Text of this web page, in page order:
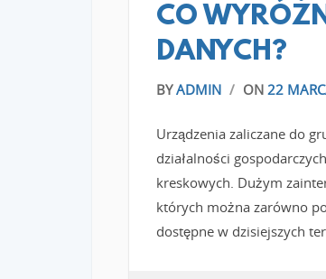
CO
DANYCH?
BYADMIN / ON 22
Urządzenia zaliczane do
działalności
kreskowych. Dużym
których można zarówno
dostępne w dzisiejszych